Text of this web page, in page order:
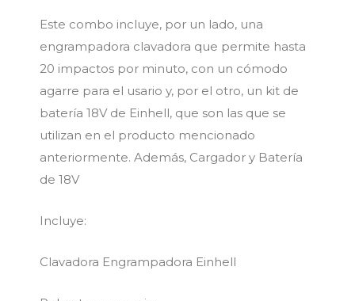
Este combo incluye, por un lado, una
engrampadora clavadora que permite hasta
20 impactos por minuto, con un cómodo
agarre para el usario y, por el otro, un kit de
batería 18V de Einhell, que son las que se
utilizan en el producto mencionado
anteriormente. Además, Cargador y Batería
de 18V
Incluye:
Clavadora Engrampadora Einhell